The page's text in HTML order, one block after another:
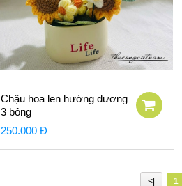
Chậu hoa len hướng dương
3 bông
250.000 Đ
<| 1